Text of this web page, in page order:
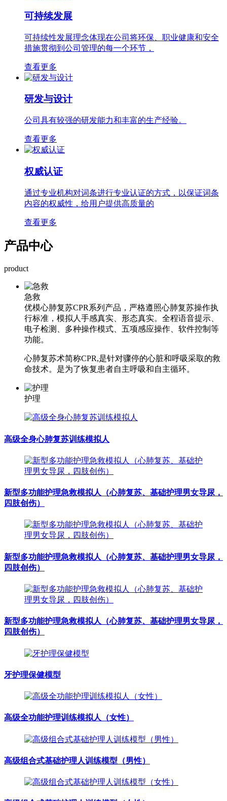
可持续发展
可持续性发展理念体现在公司将环保、职业健康和安全
措施贯彻到公司管理的每一个环节，
查看更多
研发与设计
公司具有较强的研发能力和丰富的生产经验。
查看更多
权威认证
通过专业机构对词条进行专业认证的方式，以保证词条
内容的权威性，给用户提供高质量的
查看更多
产品中心
product
急救
优模心肺复苏CPR系列产品，严格遵照心肺复苏操作执
行标准，模拟人手感真实、形态真实。全程语音提示、
电子检测、多种操作模式、五项感应操作、软件控制等
功能。
心肺复苏术简称CPR,是针对骤停的心脏和呼吸采取的救
命技术。是为了恢复患者自主呼吸和自主循环。
护理
高级全身心肺复苏训练模拟人
新型多功能护理急救模拟人（心肺复苏、基础护理男女导尿，
四肢创伤）
新型多功能护理急救模拟人（心肺复苏、基础护理男女导尿，
四肢创伤）
新型多功能护理急救模拟人（心肺复苏、基础护理男女导尿，
四肢创伤）
牙护理保健模型
高级全功能护理训练模拟人（女性）
高级组合式基础护理人训练模型（男性）